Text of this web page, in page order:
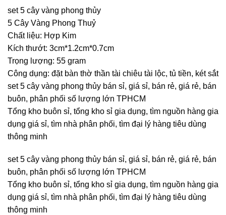
set 5 cây vàng phong thủy
5 Cây Vàng Phong Thuỷ
Chất liệu: Hợp Kim
Kích thướt: 3cm*1.2cm*0.7cm
Trọng lượng: 55 gram
Công dụng: đặt bàn thờ thần tài chiêu tài lộc, tủ tiền, két sắt
set 5 cây vàng phong thủy bán sỉ, giá sỉ, bán rẻ, giá rẻ, bán
buôn, phân phối số lượng lớn TPHCM
Tổng kho buôn sỉ, tổng kho sỉ gia dụng, tìm nguồn hàng gia
dụng giá sỉ, tìm nhà phân phối, tìm đại lý hàng tiêu dùng
thông minh
set 5 cây vàng phong thủy bán sỉ, giá sỉ, bán rẻ, giá rẻ, bán
buôn, phân phối số lượng lớn TPHCM
Tổng kho buôn sỉ, tổng kho sỉ gia dụng, tìm nguồn hàng gia
dụng giá sỉ, tìm nhà phân phối, tìm đại lý hàng tiêu dùng
thông minh